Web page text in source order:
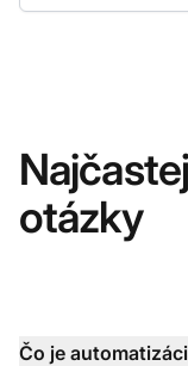
otázky
Čo je